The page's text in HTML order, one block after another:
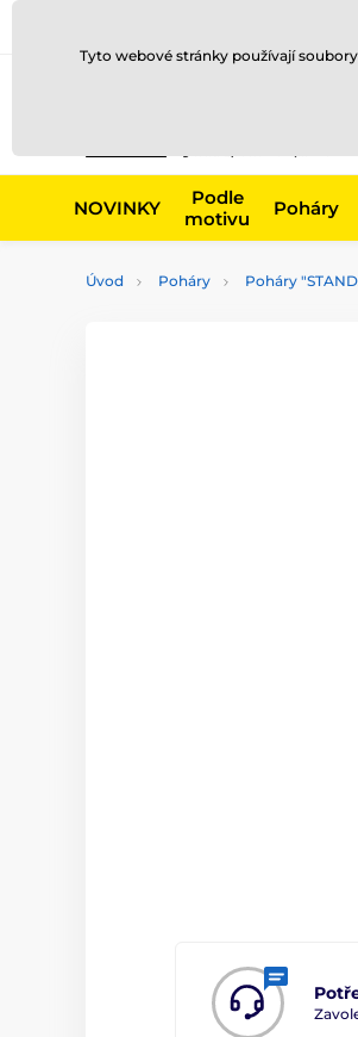
NOVINKY
Podle
motivu
Poháry
Úvod Poháry Poháry
Tyto webové stránky používají